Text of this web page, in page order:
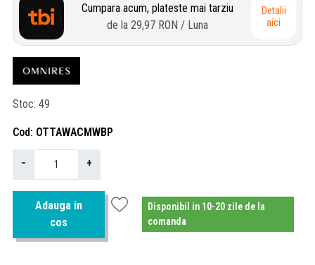
Cumpara acum, plateste mai tarziu
de la 29,97 RON / Luna
Detalii
aici
Stoc 49
Cod OTTAWACMWBP
− +
Adauga in
cos
Disponibil in 10-20 zile de la
comanda